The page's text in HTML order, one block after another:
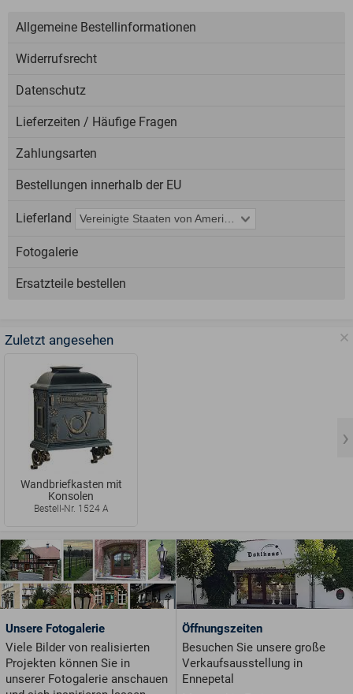
Allgemeine Bestellinformationen
Widerrufsrecht
Datenschutz
Lieferzeiten / Häufige Fragen
Zahlungsarten
Bestellungen innerhalb der EU
Lieferland
Fotogalerie
Ersatzteile bestellen
Zuletzt angesehen
Wandbriefkasten mit
Konsolen
Bestell-Nr. 1524 A
Unsere Fotogalerie
Viele Bilder von realisierten
Projekten können Sie in
unserer Fotogalerie anschauen
Öffnungszeiten
Besuchen Sie unsere große
Verkaufsausstellung in
Ennepetal